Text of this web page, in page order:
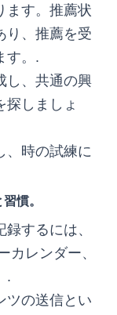
ます。推薦状
り、推薦を受
す。.
し、共通の興
探しましょ
、時の試練に
慣。
するには、
カレンダー、
.
ツの送信とい